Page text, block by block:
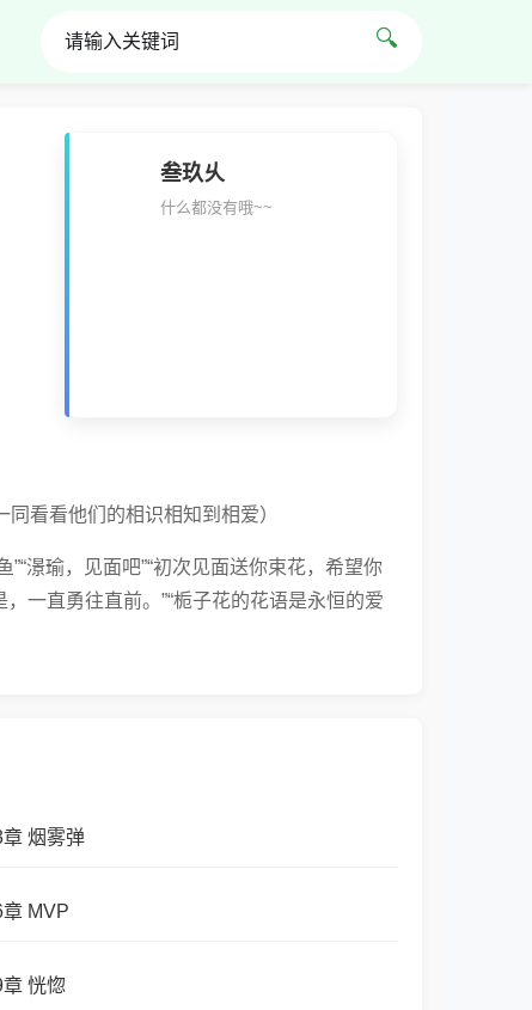
🔍
叁玖乆
什么都没有哦~~
看看他们的相识相知到相爱）
澋瑜，见面吧”“初次见面送你束花，希望你
一直勇往直前。”“栀子花的花语是永恒的爱
章 烟雾弹
章 MVP
章 恍惚